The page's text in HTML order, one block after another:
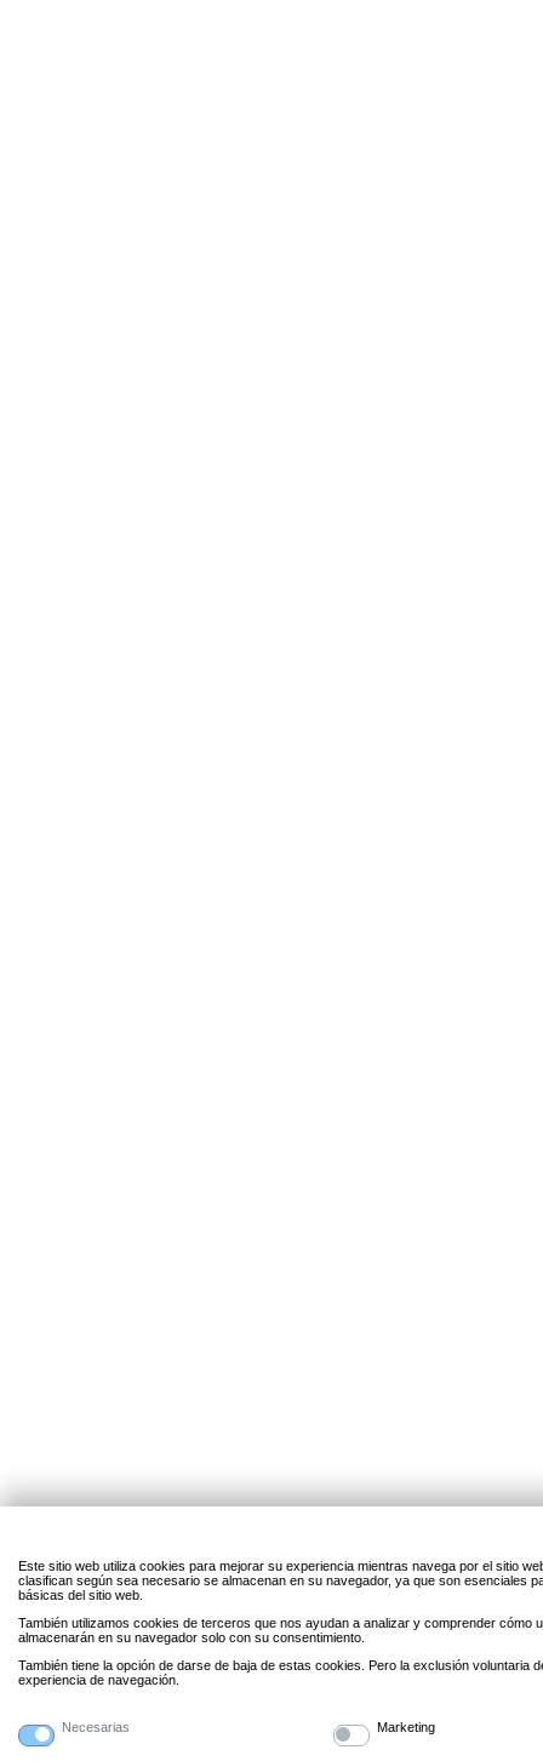
Este sitio web utiliza cookies para mejorar su experiencia mientras navega por el sitio
clasifican según sea necesario se almacenan en su navegador, ya que son esenciales
básicas del sitio web.
También utilizamos cookies de terceros que nos ayudan a analizar y comprender cómo
almacenarán en su navegador solo con su consentimiento.
También tiene la opción de darse de baja de estas cookies. Pero la exclusión voluntaria
experiencia de navegación.
Necesarias Marketing